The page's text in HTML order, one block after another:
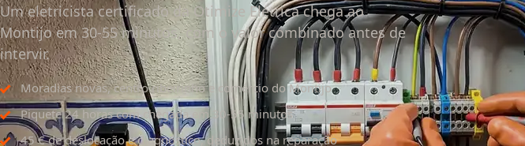
Um eletricista certificado da Otimize Elétrica chega ao
Montijo em 30-55 minutos, com o valor combinado antes de
intervir.
Moradias novas, centro ribeirinho e comércio do Montijo
Piquete 24 horas com chegada em 30-55 minutos
45 € de deslocação e diagnóstico, deduzidos na reparação